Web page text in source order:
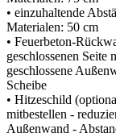
• einzuhaltende
Materialen: 50 cm
• Feuerbeton-
geschlossenen Seite
geschlossene
Scheibe
• Hitzeschild
mitbestellen -
Außenwand -